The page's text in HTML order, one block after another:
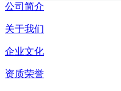
公司简介
关于我们
企业文化
资质荣誉